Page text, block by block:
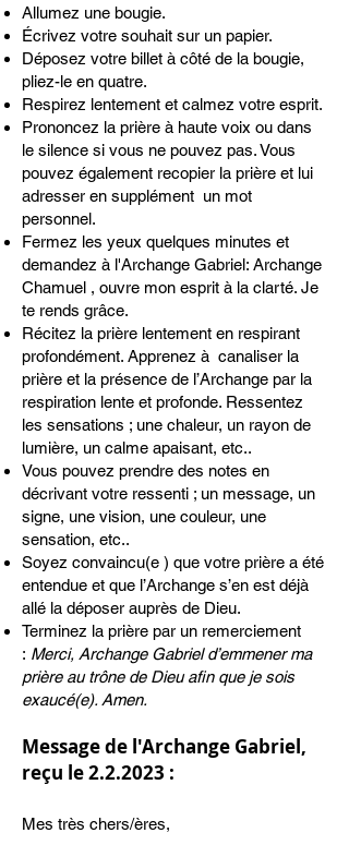
Allumez une bougie.
Écrivez votre souhait sur un papier.
Déposez votre billet à côté de la bougie,
pliez-le en quatre.
Respirez lentement et calmez votre esprit.
Prononcez la prière à haute voix ou dans
le silence si vous ne pouvez pas. Vous
pouvez également recopier la prière et lui
adresser en supplément un mot
personnel.
Fermez les yeux quelques minutes et
demandez à l'Archange Gabriel: Archange
Chamuel , ouvre mon esprit à la clarté. Je
te rends grâce.
Récitez la prière lentement en respirant
profondément. Apprenez à canaliser la
prière et la présence de l’Archange par la
respiration lente et profonde. Ressentez
les sensations ; une chaleur, un rayon de
lumière, un calme apaisant, etc..
Vous pouvez prendre des notes en
décrivant votre ressenti ; un message, un
signe, une vision, une couleur, une
sensation, etc..
Soyez convaincu(e ) que votre prière a été
entendue et que l’Archange s’en est déjà
allé la déposer auprès de Dieu.
Terminez la prière par un remerciement
: Merci, Archange Gabriel d’emmener ma
prière au trône de Dieu afin que je sois
exaucé(e). Amen.
Message de l'Archange Gabriel,
reçu le 2.2.2023 :
Mes très chers/ères,